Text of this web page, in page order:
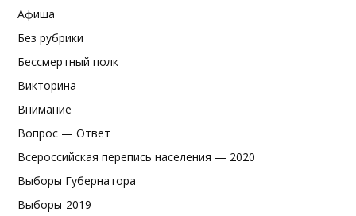
Афиша
Без рубрики
Бессмертный полк
Викторина
Внимание
Вопрос — Ответ
Всероссийская перепись населения — 2020
Выборы Губернатора
Выборы-2019